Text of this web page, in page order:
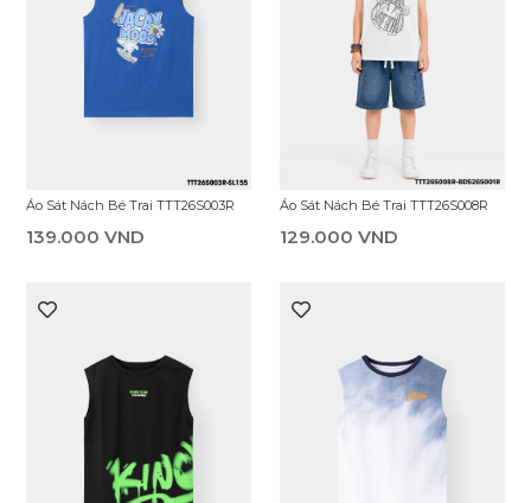
Áo Sát Nách Bé Trai TTT26S003R
139.000 VND
Áo Sát Nách Bé Trai TTT26S008R
129.000 VND